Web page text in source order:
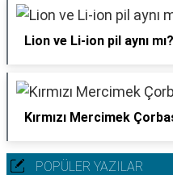
Lion ve Li-ion pil aynı mı?
Kırmızı Mercimek
POPÜLER YAZILAR